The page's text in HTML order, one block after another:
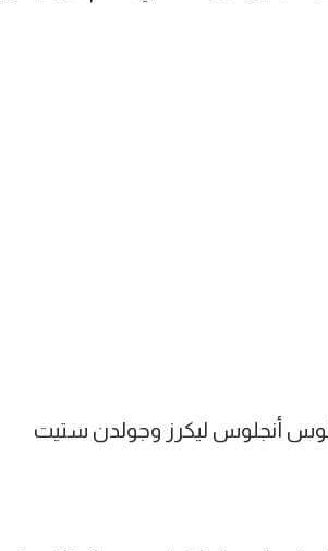
لوس أنجلوس ليكرز وجولدن ستيت